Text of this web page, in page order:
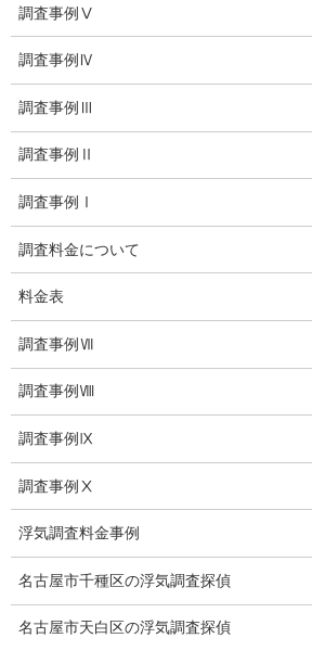
探偵社の要点
有責配偶者からの離婚
浮気をする人
探偵社の選び方
浮気度チェック
会社案内
損害保険調査
法令遵守
推奨・提携法律事務所
ブログ
探偵エッセイ
調査事例Ⅴ
調査事例Ⅳ
調査事例Ⅲ
調査事例Ⅱ
調査事例Ⅰ
調査料金について
料金表
調査事例Ⅶ
調査事例Ⅷ
調査事例Ⅸ
調査事例Ⅹ
浮気調査料金事例
名古屋市千種区の浮気調査探偵
名古屋市天白区の浮気調査探偵